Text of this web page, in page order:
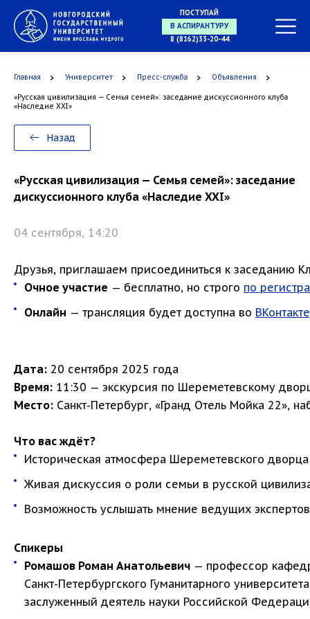
ПОСТУПАЙ
В АСПИРАНТУРУ
В ОРДИНАТУРУ
8 (8162)33-20-44
Главная Университет Пресс-служба Объявления
«Русская цивилизация — Семья семей»: заседание дискуссионного клуба
«Наследие XXI»
Назад
«Русская цивилизация — Семья семей»: заседание
дискуссионного клуба «Наследие XXI»
04 сентября, 14:20
Друзья, приглашаем присоединиться к заседанию
Очное участие — бесплатно, но строго по
Онлайн — трансляция будет доступна во
Дата: 20 сентября 2025 года
Время: 11:30 — экскурсия по Шереметевскому
Место: Санкт-Петербург, «Гранд Отель Мойка 22»,
Что вас ждёт?
Историческая атмосфера Шереметевского дворца
Живая дискуссия о роли семьи в русской
Возможность услышать мнение ведущих
Спикеры
Ромашов Роман Анатольевич — профессор
Санкт-Петербургского Гуманитарного
заслуженный деятель науки Российской